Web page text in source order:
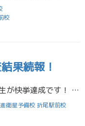
校
果続報！
当校舎在籍の東筑高校１年生が快挙達成です！ 校内順位１位登場しました！さらに、２位も登場！しかも同点で２名です！ 上位独占の秘密…（本人達談） 「部活休みがなかったので、東進の先取り学習が全てです」 「東進で予習、高校で […]
衛星予備校 折尾駅前校